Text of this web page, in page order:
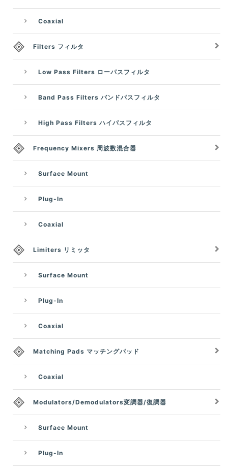
Coaxial
Filters フィルタ
Low Pass Filters ローパスフィルタ
Band Pass Filters バンドパスフィルタ
High Pass Filters ハイパスフィルタ
Frequency Mixers 周波数混合器
Surface Mount
Plug-In
Coaxial
Limiters リミッタ
Surface Mount
Plug-In
Coaxial
Matching Pads マッチングパッド
Coaxial
Modulators/Demodulators変調器/復調器
Surface Mount
Plug-In